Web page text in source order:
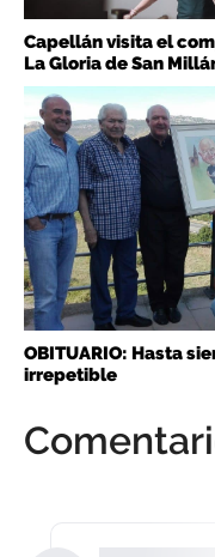
Capellán visita el
La Gloria de San
OBITUARIO: Hasta
irrepetible